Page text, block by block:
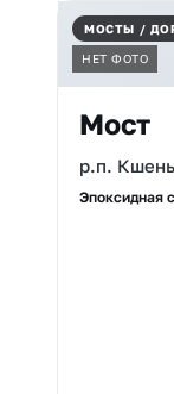
МОСТЫ /
НЕТ ФОТО
Мост
р.п. Кшень
Эпоксидная